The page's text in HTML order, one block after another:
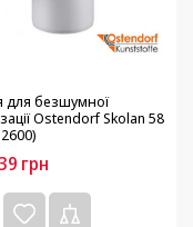
для безшумної
Ostendorf Skolan 58
грн